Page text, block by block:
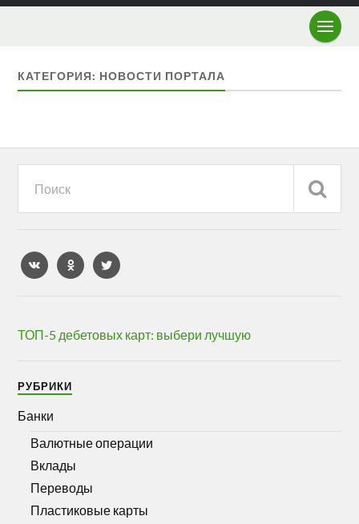
КАТЕГОРИЯ: НОВОСТИ ПОРТАЛА
ТОП-5 дебетовых карт: выбери лучшую
РУБРИКИ
Банки
Валютные операции
Вклады
Переводы
Пластиковые карты